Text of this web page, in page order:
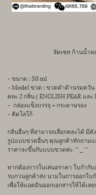
จัดเซท ก้านน้ำ
- ขนาด : 50 ml
- Model ขวด : ขวดดำด้านรมควัน
คละ 2 กลิ่น ( ENGLISH PEAR แล
- กล่องแข็งบรรจุ + กระดาษรอง
- ติดโลโก้
กลิ่นอื่นๆ ที่สามารถเลือกคละได้ มีดั
รูปแบบขวดอื่นๆ คุณลูกค้าทักถามแ
ราคาจะขึ้นกับแบบขวดค่ะ ^_^
หากต้องการใบเสนอราคา ใบกำกั
รบกวนลูกค้าส่ง นามในการออกใ
เพื่อให้แอดมินออกเอกสารให้ได้เล